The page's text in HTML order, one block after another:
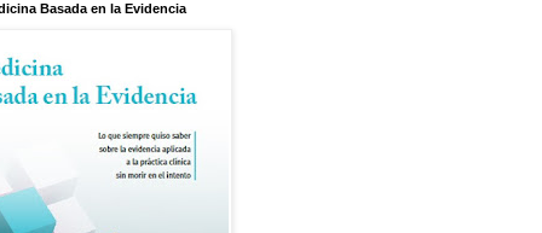
Basada en la Evidencia